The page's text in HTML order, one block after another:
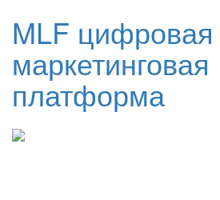
MLF цифровая
маркетинговая
платформа